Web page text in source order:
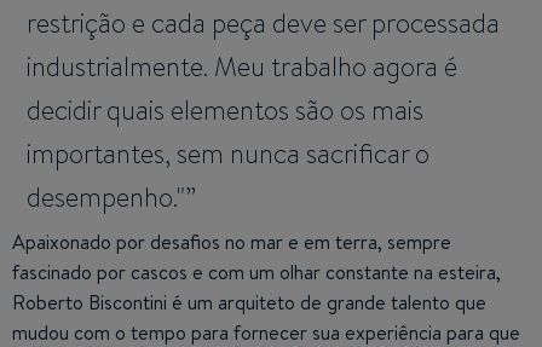
restrição e cada peça deve ser processada
industrialmente. Meu trabalho agora é
decidir quais elementos são os mais
importantes, sem nunca sacrificar o
desempenho."
Apaixonado por desafios no mar e em terra, sempre
fascinado por cascos e com um olhar constante na esteira,
Roberto Biscontini é um arquiteto de grande talento que
mudou com o tempo para fornecer sua experiência para que